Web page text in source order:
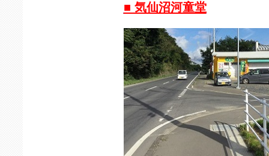
■ 気仙沼河童堂